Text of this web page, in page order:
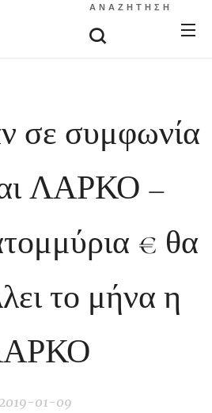
ΑΝΑΖΉΤΗΣΗ
σε συμφωνία
ΛΑΡΚΟ –
€ θα
το μήνα η
01-09